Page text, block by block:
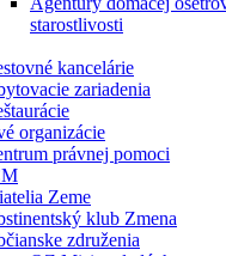
starostlivosti
kancelárie
zariadenia
organizácie
právnej pomoci
Zeme
klub Zmena
združenia